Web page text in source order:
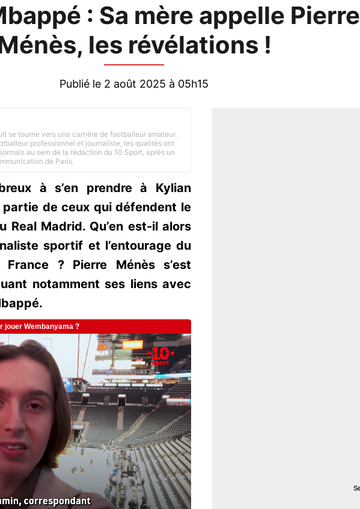
: Sa mère appelle Pierre
les révélations !
Publié le 2 août 2025 à 05h15
se tourne vers une carrière de footballeur amateur.
professionnel et journaliste, les qualités ont
au sein de la rédaction du 10 Sport, après un
de Paris.
à s’en prendre à Kylian
de ceux qui défendent le
Real Madrid. Qu’en est-il alors
sportif et l’entourage du
? Pierre Ménès s’est
notamment ses liens avec